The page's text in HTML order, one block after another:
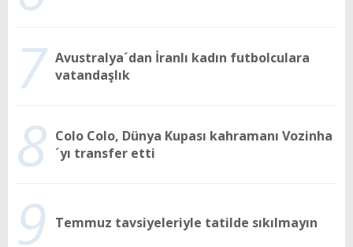
7 Avustralya´dan İranlı kadın futbolculara
vatandaşlık
8 Colo Colo, Dünya Kupası kahramanı Vozinha
´yı transfer etti
9 Temmuz tavsiyeleriyle tatilde sıkılmayın